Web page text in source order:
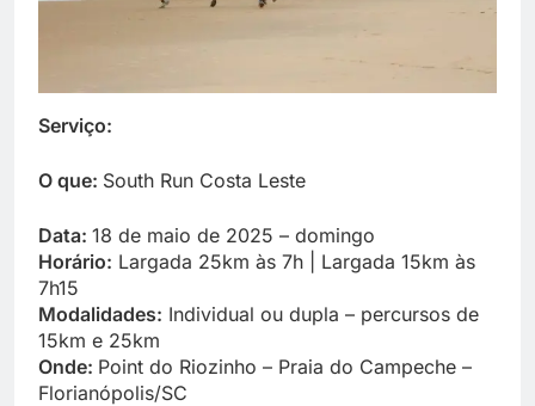
Serviço:
O que: South Run Costa Leste
Data: 18 de maio de 2025 – domingo
Horário: Largada 25km às 7h | Largada 15km às
7h15
Modalidades: Individual ou dupla – percursos de
15km e 25km
Onde: Point do Riozinho – Praia do Campeche –
Florianópolis/SC